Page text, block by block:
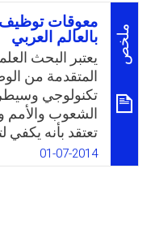
ملخص
معوقات توظيف
بالعالم العربي
يعتبر البحث
المتقدمة من
تكنولوجي
الشعوب والأمم
تعتقد بأنه يكفي
والتقنيات
والتحكم فيها
01-07-2014